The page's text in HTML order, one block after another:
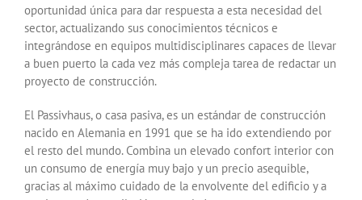
oportunidad única para dar respuesta a esta necesidad del
sector, actualizando sus conocimientos técnicos e
integrándose en equipos multidisciplinares capaces de llevar
a buen puerto la cada vez más compleja tarea de redactar un
proyecto de construcción.
El Passivhaus, o casa pasiva, es un estándar de construcción
nacido en Alemania en 1991 que se ha ido extendiendo por
el resto del mundo. Combina un elevado confort interior con
un consumo de energía muy bajo y un precio asequible,
gracias al máximo cuidado de la envolvente del edificio y a